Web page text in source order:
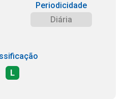
Periodicidade
Diária
L